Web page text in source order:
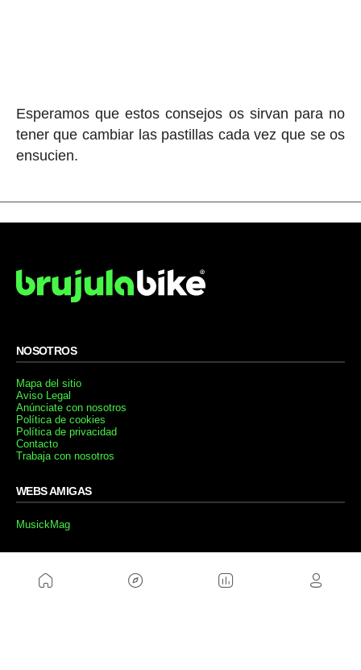
Esperamos que estos consejos os sirvan para no
tener que cambiar las pastillas cada vez que se os
ensucien.
NOSOTROS
Mapa del sitio
Aviso Legal
Anúnciate con nosotros
Política de cookies
Política de privacidad
Contacto
Trabaja con nosotros
WEBS AMIGAS
MusickMag